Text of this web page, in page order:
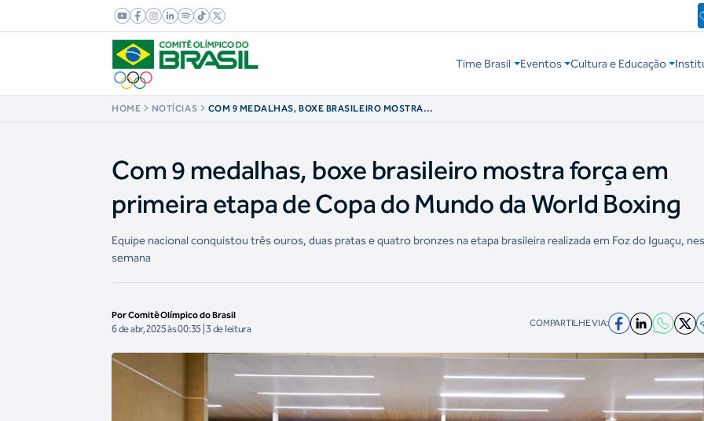
Time Brasil Eventos Cultura e Educação
HOME NOTÍCIAS
COM 9 MEDALHAS, BOXE BRASILEIRO MOSTRA
Com 9 medalhas, boxe brasileiro mostra força em
primeira etapa de Copa do Mundo da World Boxing
Equipe nacional conquistou três ouros, duas pratas e quatro bronzes na etapa brasileira realizada em Foz do Iguaçu,
semana
Por Comitê Olímpico do Brasil
6 de abr, 2025 às 00:35 | 3 de leitura COMPARTILHE VIA: